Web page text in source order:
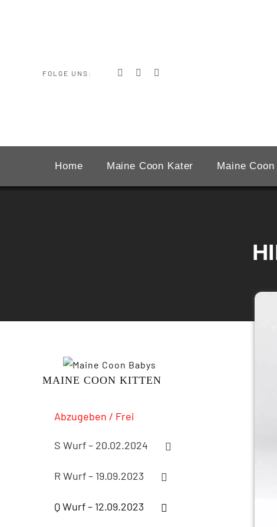
FOLGE UNS:
Home Maine Coon Kater Maine
MAINE COON KITTEN
Abzugeben / Frei
S Wurf – 20.02.2024
R Wurf – 19.09.2023
Q Wurf – 12.09.2023